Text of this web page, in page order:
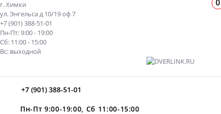
г. Химки
ул. Энгельса д 10/19 оф 7
+7 (901) 388-51-01
Пн-Пт: 9:00 - 19:00
Сб: 11:00 - 15:00
Вс: выходной
+7 (901) 388-51-01
Пн-Пт 9:00-19:00, Сб 11:00-15:00
0